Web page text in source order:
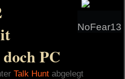
NoFear13
PC
Talk Hunt abgelegt